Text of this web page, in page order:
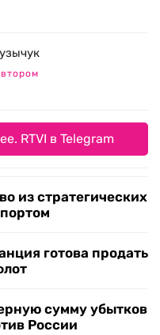
RTVI в Telegram
из стратегических
готова продать
сумму убытков
России